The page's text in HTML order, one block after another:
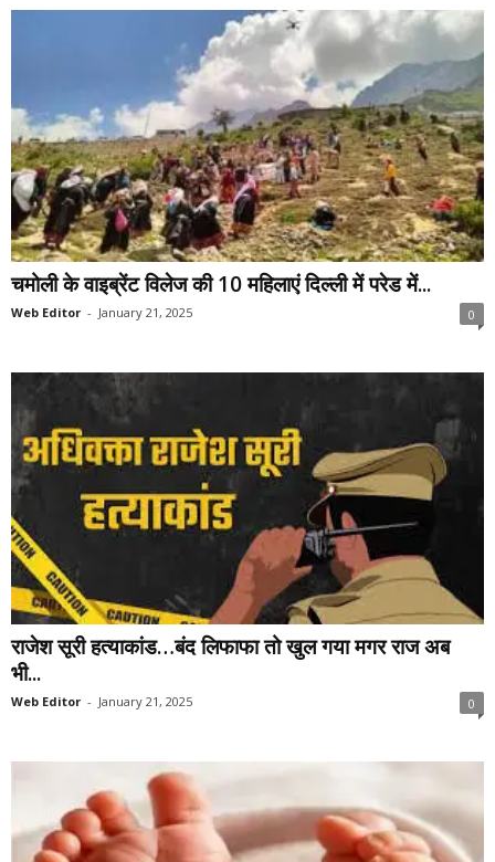
चमोली के वाइब्रेंट विलेज की 10 महिलाएं दिल्ली में परेड में...
Web Editor - January 21, 2025 0
राजेश सूरी हत्याकांड…बंद लिफाफा तो खुल गया मगर राज अब
भी...
Web Editor - January 21, 2025 0